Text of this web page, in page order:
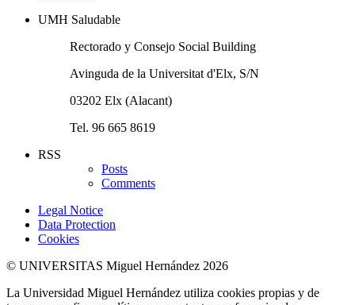
UMH Saludable
Rectorado y Consejo Social Building
Avinguda de la Universitat d'Elx, S/N
03202 Elx (Alacant)
Tel. 96 665 8619
RSS
Posts
Comments
Legal Notice
Data Protection
Cookies
© UNIVERSITAS Miguel Hernández 2026
La Universidad Miguel Hernández utiliza cookies propias y de